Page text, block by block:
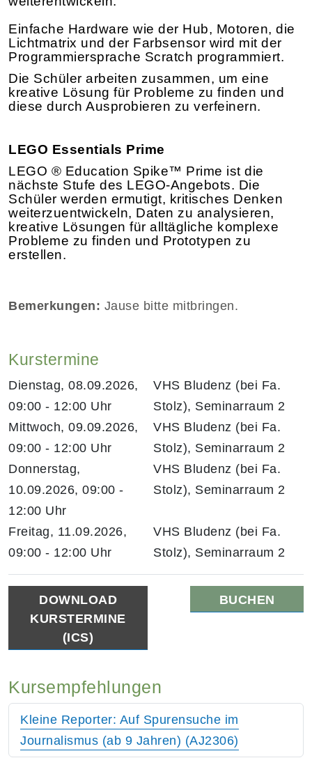
Einfache Hardware wie der Hub, Motoren, die
Lichtmatrix und der Farbsensor wird mit der
Programmiersprache Scratch programmiert.
Die Schüler arbeiten zusammen, um eine
kreative Lösung für Probleme zu finden und
diese durch Ausprobieren zu verfeinern.
LEGO Essentials Prime
LEGO ® Education Spike™ Prime ist die
nächste Stufe des LEGO-Angebots. Die
Schüler werden ermutigt, kritisches Denken
weiterzuentwickeln, Daten zu analysieren,
kreative Lösungen für alltägliche komplexe
Probleme zu finden und Prototypen zu
erstellen.
Bemerkungen: Jause bitte mitbringen.
Kurstermine
Dienstag, 08.09.2026,
09:00 - 12:00 Uhr
VHS Bludenz (bei Fa.
Stolz), Seminarraum 2
Mittwoch, 09.09.2026,
09:00 - 12:00 Uhr
VHS Bludenz (bei Fa.
Stolz), Seminarraum 2
Donnerstag,
10.09.2026, 09:00 -
12:00 Uhr
VHS Bludenz (bei Fa.
Stolz), Seminarraum 2
Freitag, 11.09.2026,
09:00 - 12:00 Uhr
VHS Bludenz (bei Fa.
Stolz), Seminarraum 2
DOWNLOAD
KURSTERMINE
(ICS)
BUCHEN
Kursempfehlungen
Kleine Reporter: Auf Spurensuche im
Journalismus (ab 9 Jahren) (AJ2306)